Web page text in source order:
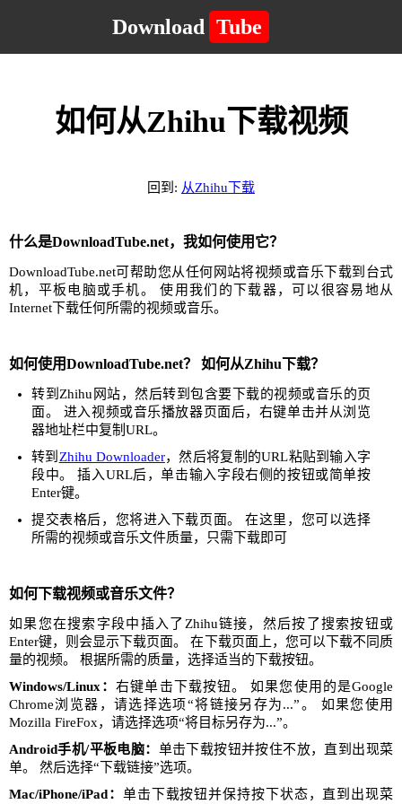
Download Tube
如何从Zhihu下载视频
回到: 从Zhihu下载
什么是DownloadTube.net，我如何使用它？
DownloadTube.net可帮助您从任何网站将视频或音乐下载到台式
机，平板电脑或手机。 使用我们的下载器，可以很容易地从
Internet下载任何所需的视频或音乐。
如何使用DownloadTube.net？ 如何从Zhihu下载？
转到Zhihu网站，然后转到包含要下载的视频或音乐的页
面。 进入视频或音乐播放器页面后，右键单击并从浏览
器地址栏中复制URL。
转到 Zhihu Downloader，然后将复制的URL粘贴到输入字
段中。 插入URL后，单击输入字段右侧的按钮或简单按
Enter键。
提交表格后，您将进入下载页面。 在这里，您可以选择
所需的视频或音乐文件质量，只需下载即可
如何下载视频或音乐文件？
如果您在搜索字段中插入了Zhihu链接，然后按了搜索按钮或
Enter键，则会显示下载页面。 在下载页面上，您可以下载不同质
量的视频。 根据所需的质量，选择适当的下载按钮。
Windows/Linux：右键单击下载按钮。 如果您使用的是Google
Chrome浏览器，请选择选项“将链接另存为...”。 如果您使用
Mozilla FireFox，请选择选项“将目标另存为...”。
Android手机/平板电脑： 单击下载按钮并按住不放，直到出现菜
单。 然后选择“下载链接”选项。
Mac/iPhone/iPad： 单击下载按钮并保持按下状态，直到出现菜